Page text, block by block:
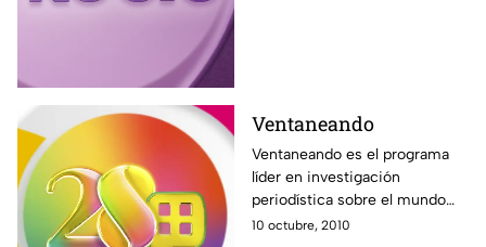
Ventaneando
Ventaneando es el programa
líder en investigación
periodística sobre el mundo
del espectáculo. Noticias,
10 octubre, 2010